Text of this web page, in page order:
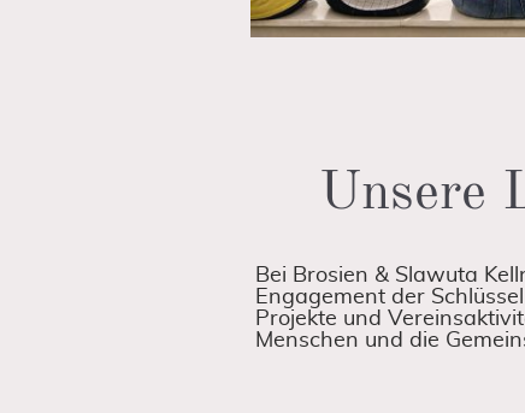
Unsere
Bei Brosien & Slawuta
Engagement der
Projekte und
Menschen und die